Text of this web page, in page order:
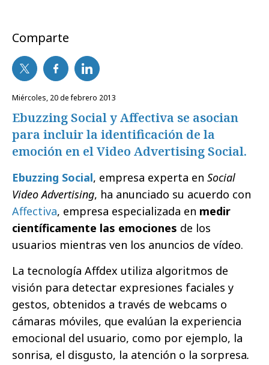
Comparte
miércoles, 20 de febrero 2013
Ebuzzing Social y Affectiva se asocian
para incluir la identificación de la
emoción en el Video Advertising Social.
Ebuzzing Social, empresa experta en Social
Video Advertising, ha anunciado su acuerdo con
Affectiva, empresa especializada en medir
científicamente las emociones de los
usuarios mientras ven los anuncios de vídeo.
La tecnología Affdex utiliza algoritmos de
visión para detectar expresiones faciales y
gestos, obtenidos a través de webcams o
cámaras móviles, que evalúan la experiencia
emocional del usuario, como por ejemplo, la
sonrisa, el disgusto, la atención o la sorpresa.